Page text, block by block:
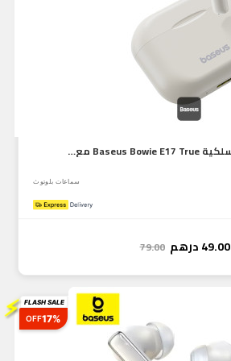
سماعات أذن بلوتوث لاسلكية Baseus Bowie E17 True مع ميكروفون...
سماعات بلوتوث
49.00درهم 79.00
⚡ FLASH SALE
17%
OFF